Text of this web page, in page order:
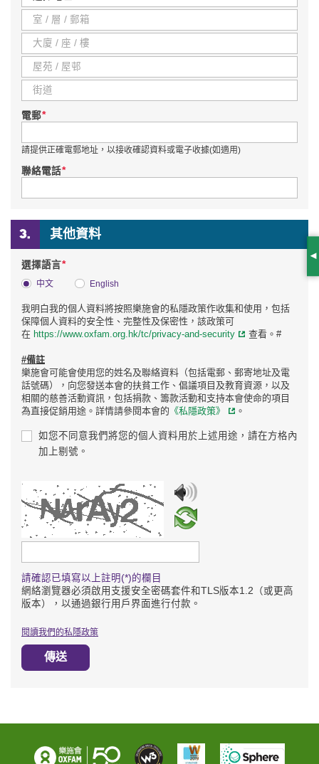
電郵*
請提供正確電郵地址，以接收確認資料或電子收據(如適用)
聯絡電話*
其他資料
選擇語言*
中文 English
我明白我的個人資料將按照樂施會的私隱政策作收集和使用，包括
保障個人資料的安全性、完整性及保密性，該政策可
在 https://www.oxfam.org.hk/tc/privacy-and-security 查看。#
#備註
樂施會可能會使用您的姓名及聯絡資料（包括電郵、郵寄地址及電
話號碼），向您發送本會的扶貧工作、倡議項目及教育資源，以及
相關的慈善活動資訊，包括捐款、籌款活動和支持本會使命的項目
為直接促銷用途。詳情請參閱本會的 《私隱政策》 。
如您不同意我們將您的個人資料用於上述用途，請在方格內
加上剔號。
請輸入驗證碼
請確認已填寫以上註明(*)的欄目
網絡瀏覽器必須啟用支援安全密碼套件和TLS版本1.2（或更高
版本），以通過銀行用戶界面進行付款。
閱讀我們的私隱政策
傳送